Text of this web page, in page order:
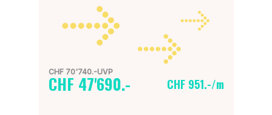
CHF 70'740.-UVP
CHF 47'690.- CHF 951.-/m